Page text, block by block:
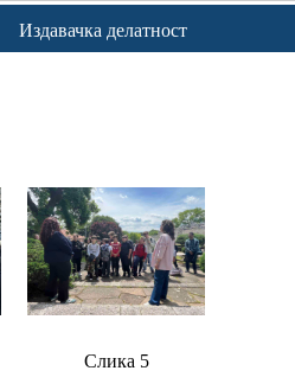
Издавачка делатност
Слика 5